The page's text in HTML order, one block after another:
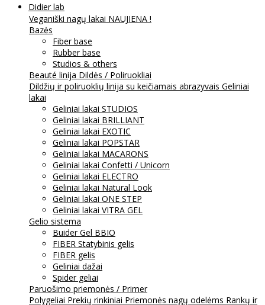
Didier lab
Veganiški nagų lakai NAUJIENA !
Bazės
Fiber base
Rubber base
Studios & others
Beauté linija Dildės / Poliruokliai
Dildžių ir poliruoklių linija su keičiamais abrazyvais Geliniai
lakai
Geliniai lakai STUDIOS
Geliniai lakai BRILLIANT
Geliniai lakai EXOTIC
Geliniai lakai POPSTAR
Geliniai lakai MACARONS
Geliniai lakai Confetti / Unicorn
Geliniai lakai ELECTRO
Geliniai lakai Natural Look
Geliniai lakai ONE STEP
Geliniai lakai VITRA GEL
Gelio sistema
Buider Gel BBIO
FIBER Statybinis gelis
FIBER gelis
Geliniai dažai
Spider geliai
Paruošimo priemonės / Primer
Polygeliai Prekių rinkiniai Priemonės nagų odelėms Rankų ir